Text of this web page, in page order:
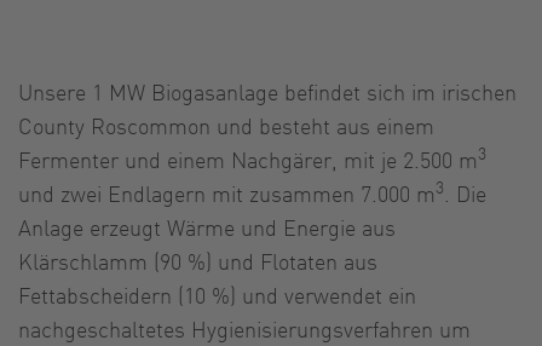
Unsere 1 MW Biogasanlage befindet sich im irischen
County Roscommon und besteht aus einem
Fermenter und einem Nachgärer, mit je 2.500 m3
und zwei Endlagern mit zusammen 7.000 m3
. Die
Anlage erzeugt Wärme und Energie aus
Klärschlamm (90 %) und Flotaten aus
Fettabscheidern (10 %) und verwendet ein
nachgeschaltetes Hygienisierungsverfahren um